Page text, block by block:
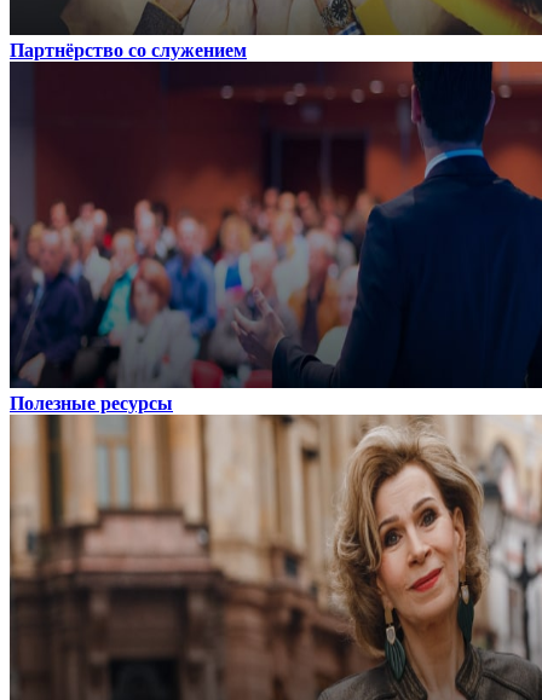
Партнёрство со служением
Полезные ресурсы